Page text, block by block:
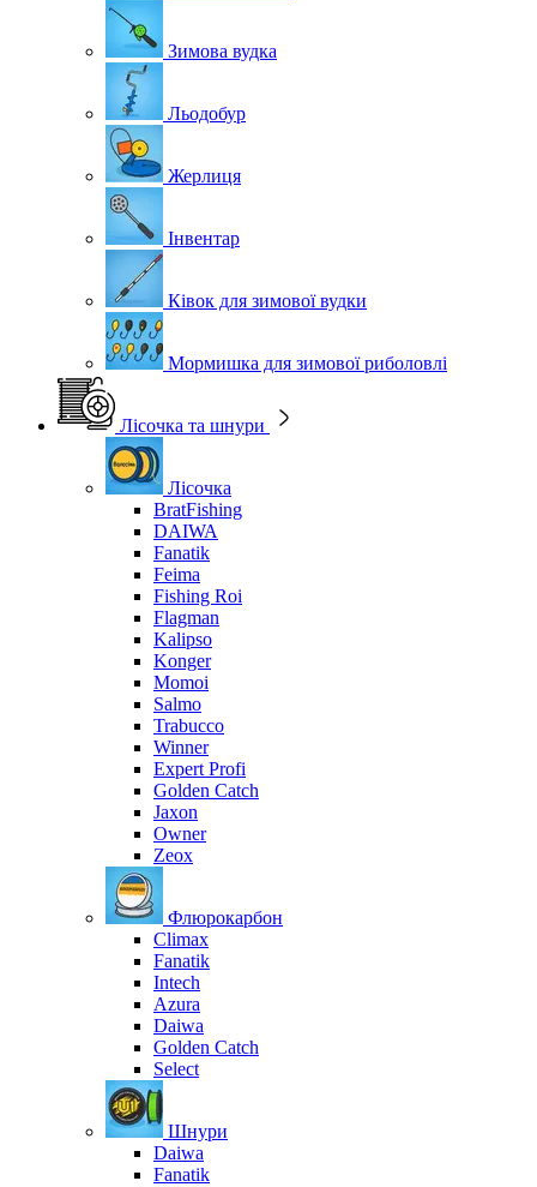
Зимова вудка
Льодобур
Жерлиця
Інвентар
Ківок для зимової вудки
Мормишка для зимової риболовлі
Лісочка та шнури
Лісочка
BratFishing
DAIWA
Fanatik
Feima
Fishing Roi
Flagman
Kalipso
Konger
Momoi
Salmo
Trabucco
Winner
Expert Profi
Golden Catch
Jaxon
Owner
Zeox
Флюрокарбон
Climax
Fanatik
Intech
Azura
Daiwa
Golden Catch
Select
Шнури
Daiwa
Fanatik